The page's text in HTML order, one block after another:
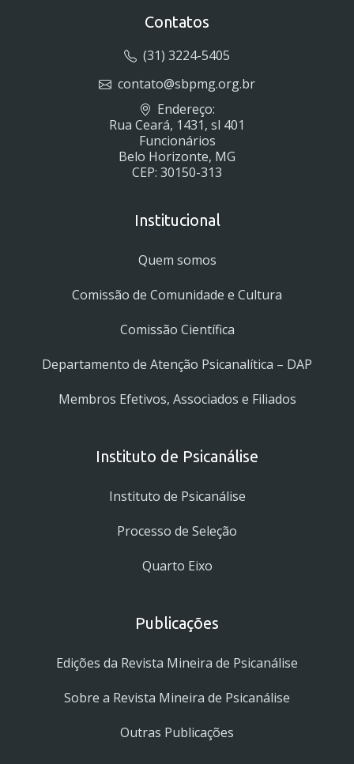
Contatos
(31) 3224-5405
contato@sbpmg.org.br
Endereço:
Rua Ceará, 1431, sl 401
Funcionários
Belo Horizonte, MG
CEP: 30150-313
Institucional
Quem somos
Comissão de Comunidade e Cultura
Comissão Científica
Departamento de Atenção Psicanalítica – DAP
Membros Efetivos, Associados e Filiados
Instituto de Psicanálise
Instituto de Psicanálise
Processo de Seleção
Quarto Eixo
Publicações
Edições da Revista Mineira de Psicanálise
Sobre a Revista Mineira de Psicanálise
Outras Publicações